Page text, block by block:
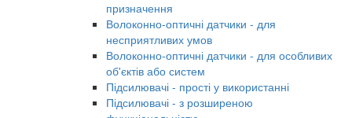
призначення
Волоконно-оптичні датчики - для
несприятливих умов
Волоконно-оптичні датчики - для особливих
об'єктів або систем
Підсилювачі - прості у використанні
Підсилювачі - з розширеною